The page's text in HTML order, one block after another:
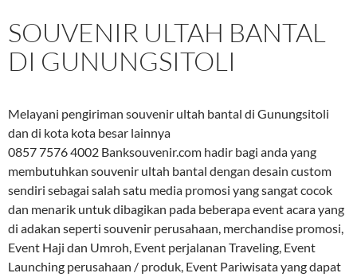
SOUVENIR ULTAH BANTAL
DI GUNUNGSITOLI
Melayani pengiriman souvenir ultah bantal di Gunungsitoli
dan di kota kota besar lainnya
0857 7576 4002 Banksouvenir.com hadir bagi anda yang
membutuhkan souvenir ultah bantal dengan desain custom
sendiri sebagai salah satu media promosi yang sangat cocok
dan menarik untuk dibagikan pada beberapa event acara yang
di adakan seperti souvenir perusahaan, merchandise promosi,
Event Haji dan Umroh, Event perjalanan Traveling, Event
Launching perusahaan / produk, Event Pariwisata yang dapat